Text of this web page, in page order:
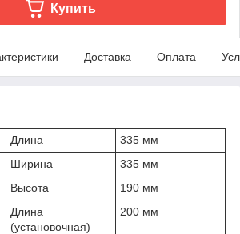
Купить
Доставка Оплата
Длина
335 мм
Ширина
335 мм
Высота
190 мм
Длина
(установочная)
200 мм